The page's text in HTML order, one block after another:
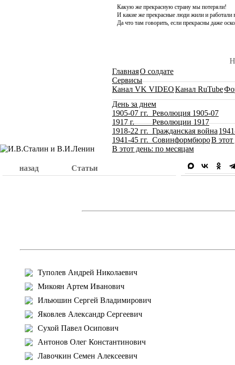
Какую же прекрасную страну мы потеряли!
И какие же прекрасные люди жили и работали
Да что там говорить, если прекрасны даже
ГлавнаяО солдате
Сервисы
Канал VK VIDEOКанал RuTube
День за днем
1905-07 гг. Революция 1905-07
1917 г. Революции 1917
1918-22 гг. Гражданская война
1941-45 гг. СовинформбюроВ этот
В этот день: по месяцам
назад Статьи
Туполев Андрей Николаевич
Микоян Артем Иванович
Ильюшин Сергей Владимирович
Яковлев Александр Сергеевич
Сухой Павел Осипович
Антонов Олег Константинович
Лавочкин Семен Алексеевич